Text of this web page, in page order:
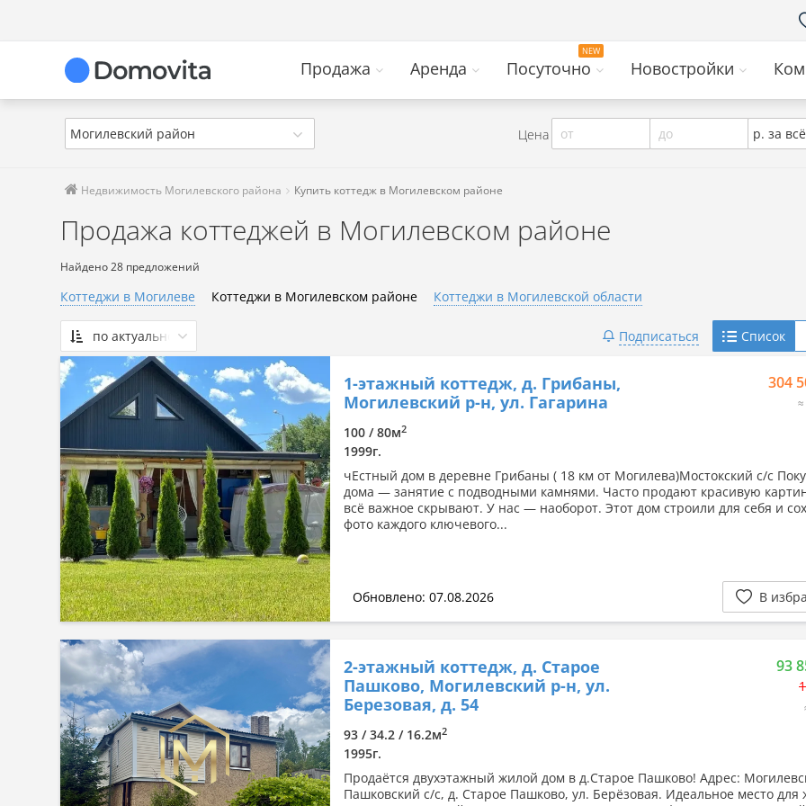
Продажа Аренда Посуточно Новостройки
Могилевский район Цена от до р. за всё
Недвижимость Могилевского района Купить коттедж в Могилевском районе
Продажа коттеджей в Могилевском районе
Найдено 28 предложений
Коттеджи в Могилеве Коттеджи в Могилевском районе Коттеджи в Могилевской области
по актуальности
По актуальности
Сначала дешевые
Сначала дорогие
По комнатности: большая →
малая
По комнатности: малая →
большая
По площади: большая → малая
По площади: малая → большая
Подписаться Список
1-этажный коттедж, д. Грибаны,
Могилевский р-н, ул. Гагарина
304
100 / 80м2
1999г.
чЕстный дом в деревне Грибаны ( 18 км от Могилева)Мостокский с/с
дома — занятие с подводными камнями. Часто продают красивую
всё важное скрывают. У нас — наоборот. Этот дом строили для себя и
фото каждого ключевого...
Обновлено: 07.08.2026 В
2-этажный коттедж, д. Старое
Пашково, Могилевский р-н, ул.
Березовая, д. 54
93
93 / 34.2 / 16.2м2
1995г.
Продаётся двухэтажный жилой дом в д.Старое Пашково! Адрес:
Пашковский с/с, д. Старое Пашково, ул. Берёзовая. Идеальное место для